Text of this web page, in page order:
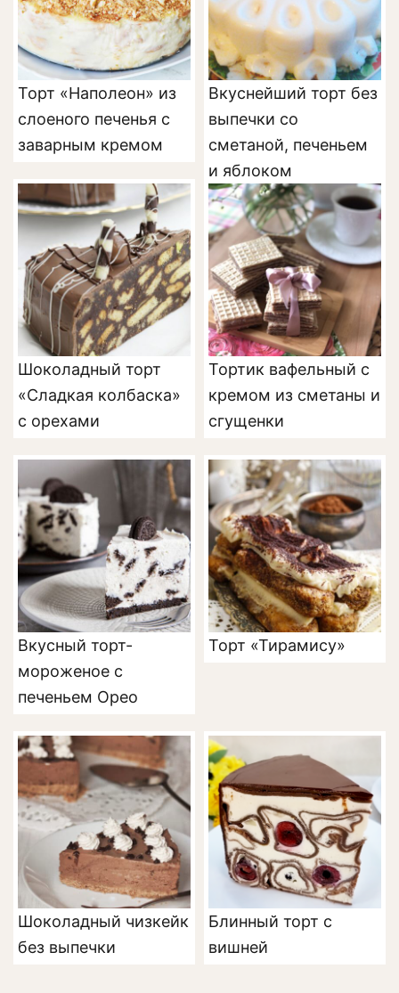
Торт «Наполеон» из
слоеного печенья с
заварным кремом
Вкуснейший торт без
выпечки со
сметаной, печеньем
и яблоком
Шоколадный торт
«Сладкая колбаска»
с орехами
Тортик вафельный с
кремом из сметаны и
сгущенки
Вкусный торт-
мороженое с
печеньем Орео
Торт «Тирамису»
Шоколадный чизкейк
без выпечки
Блинный торт с
вишней